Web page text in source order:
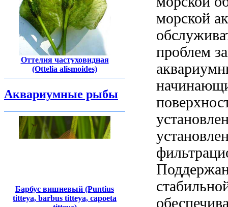
Оттелия частуховидная
(Ottelia alismoides)
Аквариумные рыбы
Барбус вишневый (Puntius
titteya, barbus titteya, capoeta
морской
проблем